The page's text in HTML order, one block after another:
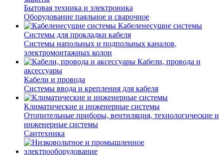
Бытовая техника и электроника
Оборудование паяльное и сварочное
Кабеленесущие системы
Системы для прокладки кабеля
Системы напольных и подпольных каналов,
электромонтажных колон
Кабели, провода и
аксессуары
Кабели и провода
Системы ввода и крепления для кабеля
Климатические и инженерные системы
Отопительные приборы, вентиляция, технологические и
инженерные системы
Сантехника